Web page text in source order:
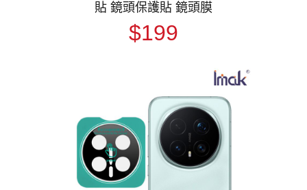
貼 鏡頭保護貼 鏡頭膜
$199